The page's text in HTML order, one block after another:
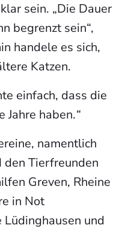
sein. „Die Dauer
begrenzt sein“,
handele es sich,
Katzen.
einfach, dass die
Jahre haben.“
namentlich
Tierfreunden
Greven, Rheine
in Not
und